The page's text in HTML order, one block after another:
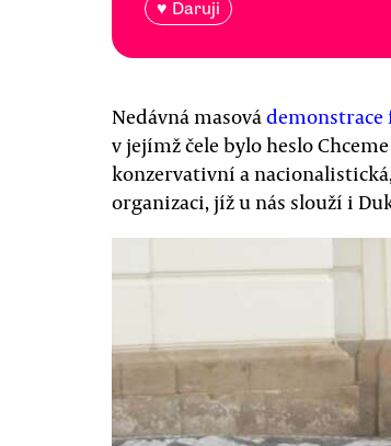
♥ Daruji
Nedávná masovádemonstrace
v jejímž čele bylo heslo
konzervativní a
organizaci, jíž u nás slouží i